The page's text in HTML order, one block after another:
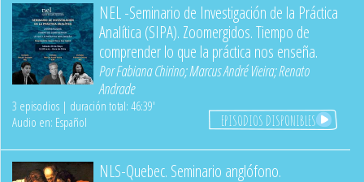
NEL -Seminario de Investigación de la Práctica
Analítica (SIPA). Zoomergidos. Tiempo de
comprender lo que la práctica nos enseña.
PorFabiana Chirino;Marcus André Vieira;Renato
Andrade
3 episodios | duración total: 46:39'
Audio en: Español
EPISODIOS DISPONIBLES
NLS-Quebec. Seminario anglófono.